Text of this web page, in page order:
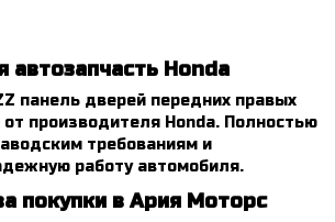
автозапчасть Honda
панель дверей передних правых
от производителя Honda. Полностью
требованиям и
работу автомобиля.
покупки в Ария Моторс